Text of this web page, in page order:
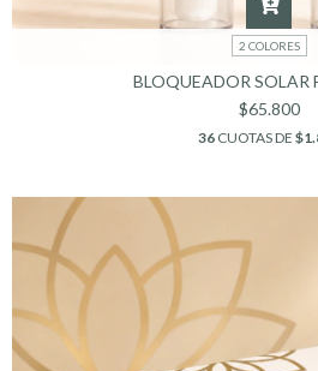
2 COLORES
BLOQUEADOR SOLAR
$65.800
36CUOTAS DE